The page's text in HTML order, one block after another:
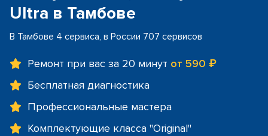
Ultra в Тамбове
В Тамбове 4 сервиса, в России 707 сервисов
Ремонт при вас за 20 минут от 590 ₽
Бесплатная диагностика
Профессиональные мастера
Комплектующие класса "Original"